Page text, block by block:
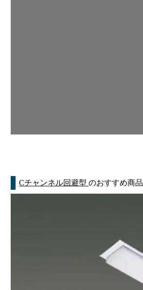
Cチャンネル回避型のおすすめ商品